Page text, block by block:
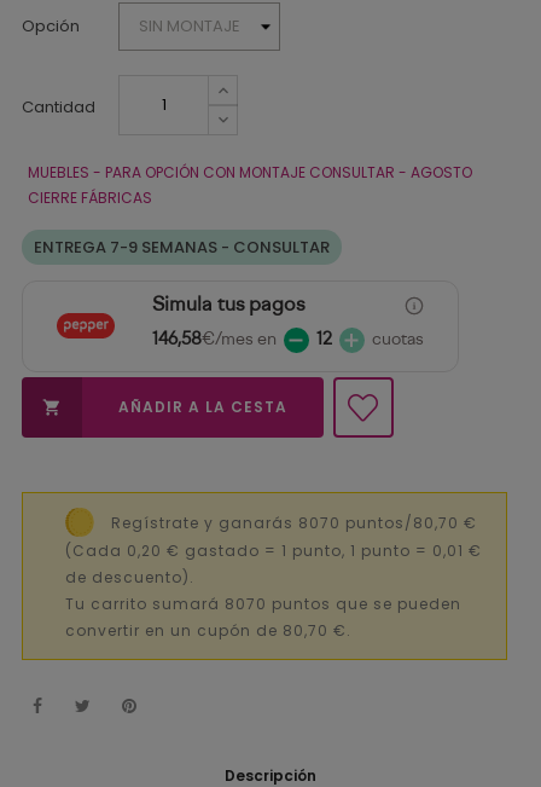
Opción
Cantidad
MUEBLES - PARA OPCIÓN CON MONTAJE CONSULTAR - AGOSTO
CIERRE FÁBRICAS
ENTREGA 7-9 SEMANAS - CONSULTAR
Simula tus pagos
146,58€/mes en 12 cuotas
 AÑADIR A LA CESTA
Regístrate y ganarás 8070 puntos/80,70 €
(Cada 0,20 € gastado = 1 punto, 1 punto = 0,01 €
de descuento).
Tu carrito sumará 8070 puntos que se pueden
convertir en un cupón de 80,70 €.
Descripción